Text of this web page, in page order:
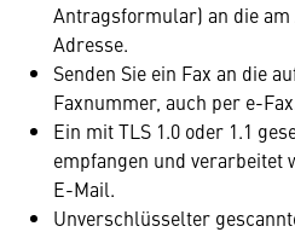
Antragsformular) an die
Adresse.
Senden Sie ein Fax an die
Faxnummer, auch per e-
Ein mit TLS 1.0 oder 1.1
empfangen und verarbeitet
E-Mail.
Unverschlüsselter